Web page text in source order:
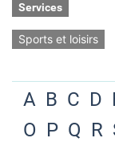
Services
Sports et loisirs
A B C D
O P Q R